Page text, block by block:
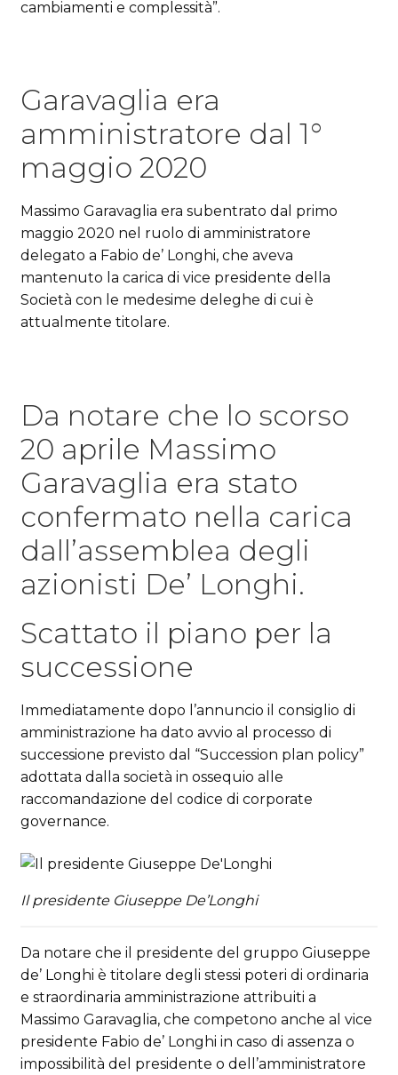
cambiamenti e complessità”.
Garavaglia era
amministratore dal 1°
maggio 2020
Massimo Garavaglia era subentrato dal primo
maggio 2020 nel ruolo di amministratore
delegato a Fabio de’ Longhi, che aveva
mantenuto la carica di vice presidente della
Società con le medesime deleghe di cui è
attualmente titolare.
Da notare che lo scorso
20 aprile Massimo
Garavaglia era stato
confermato nella carica
dall’assemblea degli
azionisti De’ Longhi.
Scattato il piano per la
successione
Immediatamente dopo l’annuncio il consiglio di
amministrazione ha dato avvio al processo di
successione previsto dal “Succession plan policy”
adottata dalla società in ossequio alle
raccomandazione del codice di corporate
governance.
Il presidente Giuseppe De’Longhi
Da notare che il presidente del gruppo Giuseppe
de’ Longhi è titolare degli stessi poteri di ordinaria
e straordinaria amministrazione attribuiti a
Massimo Garavaglia, che competono anche al vice
presidente Fabio de’ Longhi in caso di assenza o
impossibilità del presidente o dell’amministratore